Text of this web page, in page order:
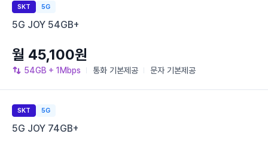
SKT 5G
5G JOY 54GB+
54GB + 1Mbps 통화 기본제공 문자 기본제공
월 45,100원
SKT 5G
5G JOY 74GB+